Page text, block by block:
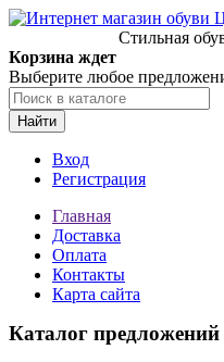
Стильная
Корзина ждет
Выберите любое
Найти
Вход
Регистрация
Главная
Доставка
Оплата
Контакты
Карта сайта
Каталог предложений